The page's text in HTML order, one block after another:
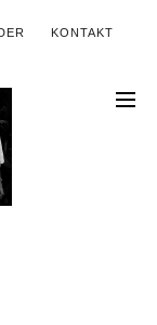
KONTAKT